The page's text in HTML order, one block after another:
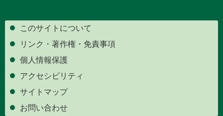
このサイトについて
リンク・著作権・免責事項
個人情報保護
アクセシビリティ
サイトマップ
お問い合わせ